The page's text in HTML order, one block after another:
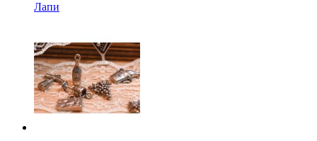
Лапи